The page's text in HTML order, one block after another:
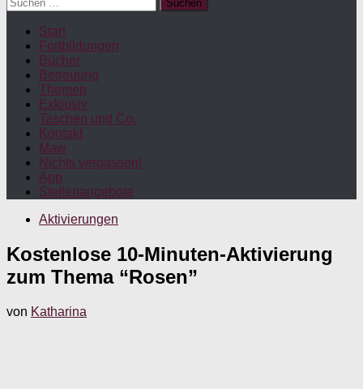
nach:
Start
Fortbildungen
Bücher
Betreuung
Themen
Exklusiv
Taschen und Co.
Kontakt
Maw
Nichts verpassen!
App
Stellenangebote
Aktivierungen
Kostenlose 10-Minuten-Aktivierung
zum Thema “Rosen”
von Katharina